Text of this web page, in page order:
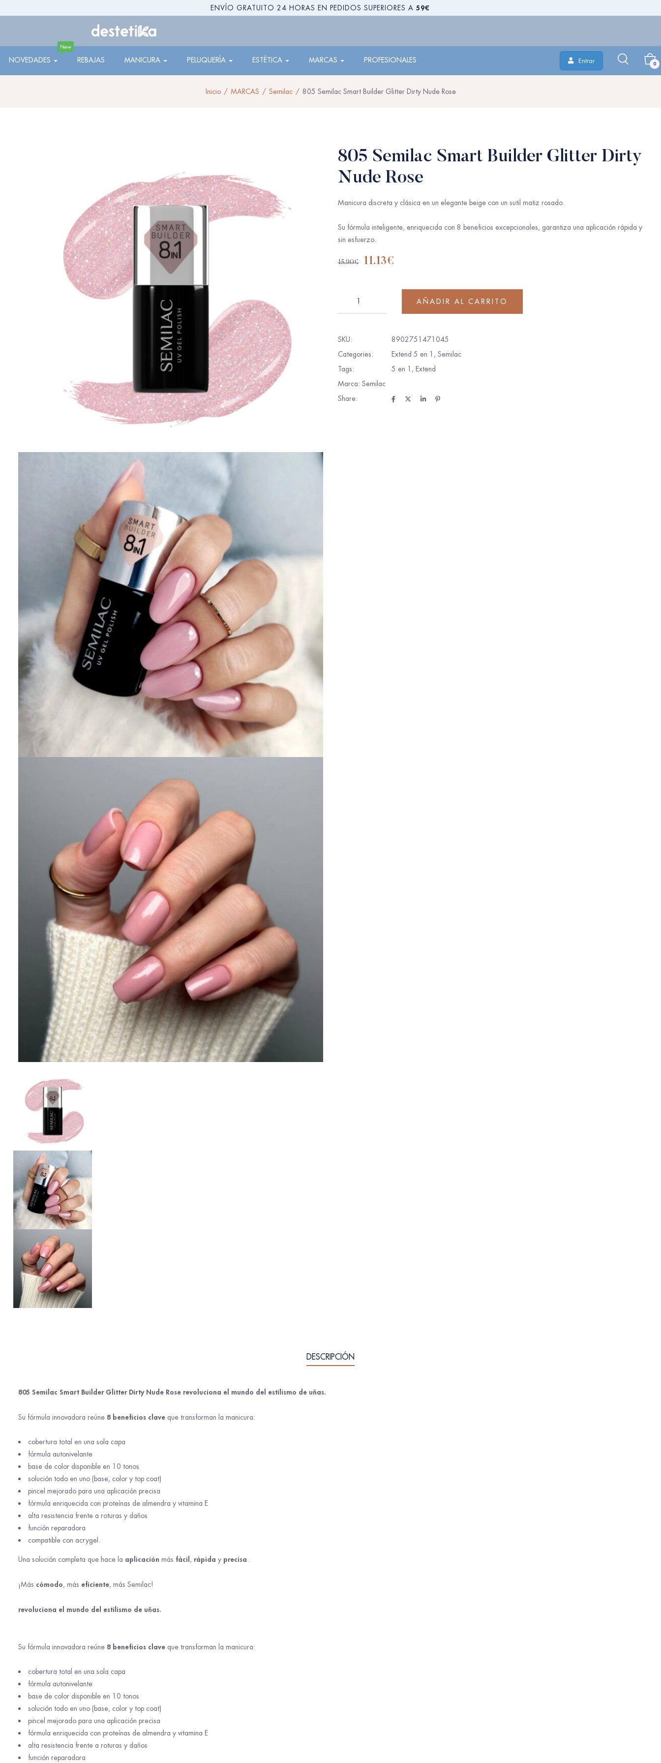
ENVÍO GRATUITO 24 HORAS EN PEDIDOS SUPERIORES A 59€
NOVEDADES
New
REBAJAS MANICURA PELUQUERÍA ESTÉTICA MARCAS PROFESIONALES Entrar 0
Inicio MARCAS Semilac 805 Semilac Smart Builder Glitter Dirty Nude Rose
805 Semilac Smart Builder Glitter Dirty
Nude Rose
Manicura discreta y clásica en un elegante beige con un sutil matiz rosado.
Su fórmula inteligente, enriquecida con 8 beneficios excepcionales, garantiza una aplicación rápida y
sin esfuerzo.
15.90€ 11.13€
AÑADIR AL CARRITO
SKU:
8902751471045
Categories:
Extend 5 en 1 , Semilac
Tags:
5 en 1 , Extend
Marca: Semilac
Share:
DESCRIPCIÓN
805 Semilac Smart Builder Glitter Dirty Nude Rose revoluciona el mundo del estilismo de uñas.
Su fórmula innovadora reúne 8 beneficios clave que transforman la manicura:
cobertura total en una sola capa
fórmula autonivelante
base de color disponible en 10 tonos
solución todo en uno (base, color y top coat)
pincel mejorado para una aplicación precisa
fórmula enriquecida con proteínas de almendra y vitamina E
alta resistencia frente a roturas y daños
función reparadora
compatible con acrygel.
Una solución completa que hace la aplicación más fácil, rápida y precisa
¡Más cómodo, más eficiente, más Semilac!
revoluciona el mundo del estilismo de uñas.
Su fórmula innovadora reúne 8 beneficios clave que transforman la manicura:
cobertura total en una sola capa
fórmula autonivelante
base de color disponible en 10 tonos
solución todo en uno (base, color y top coat)
pincel mejorado para una aplicación precisa
fórmula enriquecida con proteínas de almendra y vitamina E
alta resistencia frente a roturas y daños
función reparadora